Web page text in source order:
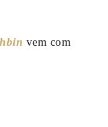
vem com